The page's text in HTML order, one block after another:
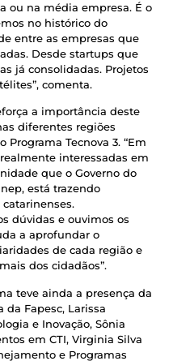
ou na média empresa. É o
no histórico do
entre as empresas que
Desde startups que
já consolidadas. Projetos
comenta.
a importância deste
diferentes regiões
Programa Tecnova 3. “Em
interessadas em
que o Governo do
está trazendo
dúvidas e ouvimos os
a aprofundar o
de cada região e
dos cidadãos”.
teve ainda a presença da
da Fapesc, Larissa
e Inovação, Sônia
em CTI, Virginia Silva
e Programas